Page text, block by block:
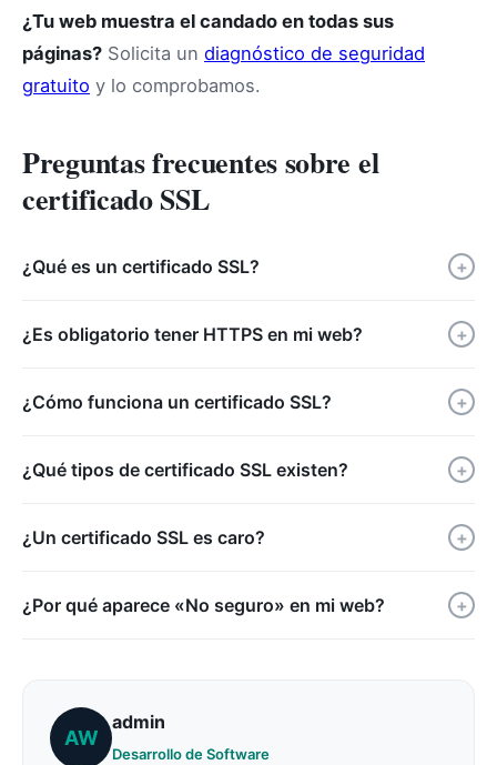
¿Tu web muestra el candado en todas sus
páginas? Solicita un diagnóstico de seguridad
gratuito y lo comprobamos.
Preguntas frecuentes sobre el
certificado SSL
¿Qué es un certificado SSL? +
¿Es obligatorio tener HTTPS en mi web? +
¿Cómo funciona un certificado SSL? +
¿Qué tipos de certificado SSL existen? +
¿Un certificado SSL es caro? +
¿Por qué aparece «No seguro» en mi web? +
AW
admin
Desarrollo de Software